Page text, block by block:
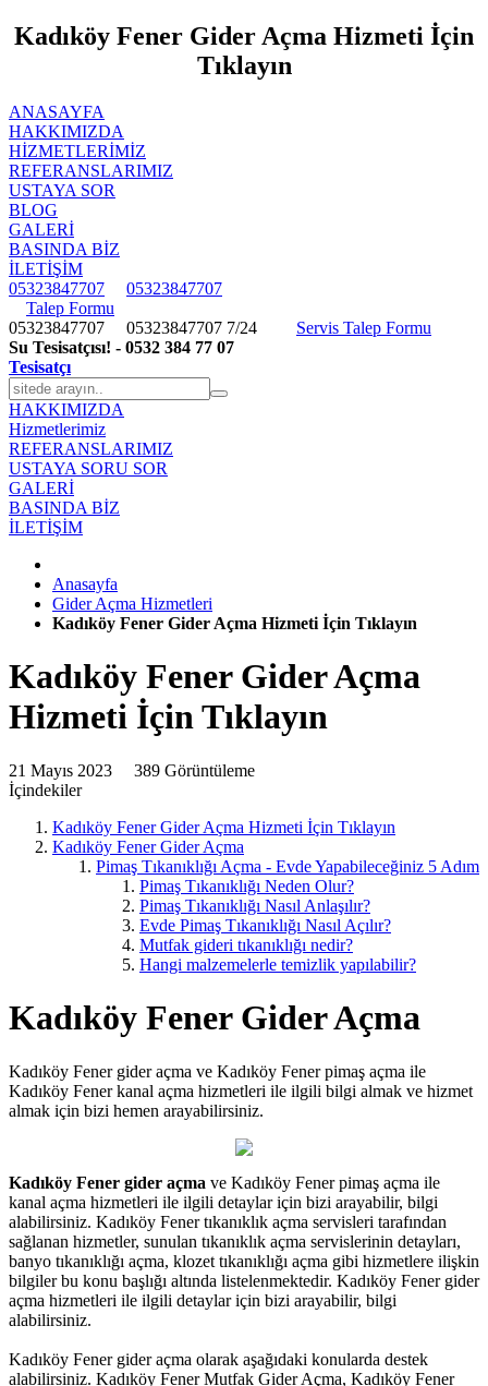
Kadıköy Fener Gider Açma Hizmeti İçin
Tıklayın
ANASAYFA
HAKKIMIZDA
HIZMETLERIMIZ
REFERANSLARIMIZ
USTAYA SOR
BLOG
GALERİ
BASINDA BİZ
İLETİŞİM
05323847707
05323847707
Talep Formu
05323847707 05323847707 7/24
Servis Talep Formu
Su Tesisatçısı! - 0532 384 77 07
Tesisatçı
HAKKIMIZDA
Hizmetlerimiz
REFERANSLARIMIZ
USTAYA SORU SOR
GALERİ
BASINDA BİZ
İLETİŞİM
Anasayfa
Gider Açma Hizmetleri
Kadıköy Fener Gider Açma Hizmeti İçin Tıklayın
Kadıköy Fener Gider Açma
Hizmeti İçin Tıklayın
21 Mayıs 2023 389 Görüntüleme
İçindekiler
Kadıköy Fener Gider Açma Hizmeti İçin Tıklayın
Kadıköy Fener Gider Açma
Pimaş Tıkanıklığı Açma - Evde Yapabileceğiniz 5 Adım
Pimaş Tıkanıklığı Neden Olur?
Pimaş Tıkanıklığı Nasıl Anlaşılır?
Evde Pimaş Tıkanıklığı Nasıl Açılır?
Mutfak gideri tıkanıklığı nedir?
Hangi malzemelerle temizlik yapılabilir?
Kadıköy Fener Gider Açma
Kadıköy Fener gider açma ve Kadıköy Fener pimaş açma ile
Kadıköy Fener kanal açma hizmetleri ile ilgili bilgi almak ve hizmet
almak için bizi hemen arayabilirsiniz.
Kadıköy Fener gider açma ve Kadıköy Fener pimaş açma ile
kanal açma hizmetleri ile ilgili detaylar için bizi arayabilir, bilgi
alabilirsiniz. Kadıköy Fener tıkanıklık açma servisleri tarafından
sağlanan hizmetler, sunulan tıkanıklık açma servislerinin detayları,
banyo tıkanıklığı açma, klozet tıkanıklığı açma gibi hizmetlere ilişkin
bilgiler bu konu başlığı altında listelenmektedir. Kadıköy Fener gider
açma hizmetleri ile ilgili detaylar için bizi arayabilir, bilgi
alabilirsiniz.
Kadıköy Fener gider açma olarak aşağıdaki konularda destek
alabilirsiniz. Kadıköy Fener Mutfak Gider Açma, Kadıköy Fener